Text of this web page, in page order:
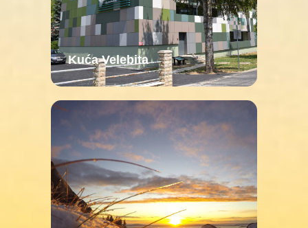
Kuća Velebita